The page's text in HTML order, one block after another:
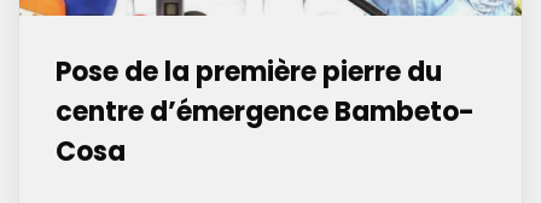
Pose de la première pierre du
centre d’émergence Bambeto-
Cosa